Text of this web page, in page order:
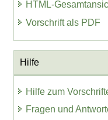
HTML-
Vorschrift als PDF
Hilfe
Hilfe zum
Fragen und